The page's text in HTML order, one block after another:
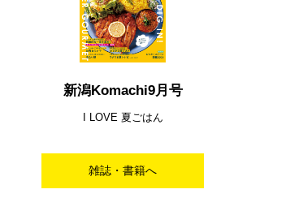
新潟Komachi9月号
I LOVE 夏ごはん
雑誌・書籍へ